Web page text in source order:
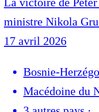
La victoire de
ministre Nikola
17 avril 2026
Bosnie-
Macédoine du